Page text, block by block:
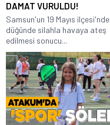
DAMAT VURULDU!
Samsun'un 19 Mayıs ilçesi'nde
düğünde silahla havaya ateş
edilmesi sonucu...